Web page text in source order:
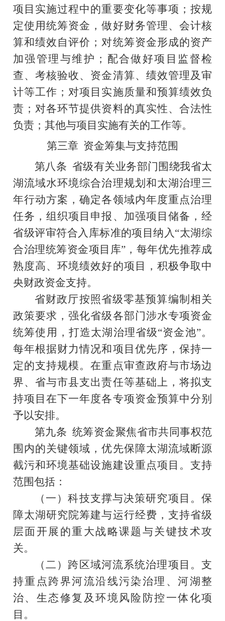
项目实施过程中的重要变化等事项；按规
定使用统筹资金，做好财务管理、会计核
算和绩效自评价；对统筹资金形成的资产
加强管理与维护；配合做好项目监督检
查、考核验收、资金清算、绩效管理及审
计等工作；对项目实施质量和预算绩效负
责；对各环节提供资料的真实性、合法性
负责；其他与项目实施有关的工作等。
第三章 资金筹集与支持范围
第八条 省级有关业务部门围绕我省太
湖流域水环境综合治理规划和太湖治理三
年行动方案，确定各领域内年度重点治理
任务，组织项目申报、加强项目储备，经
省级评审符合入库标准的项目纳入“太湖综
合治理统筹资金项目库”，每年优先推荐成
熟度高、环境绩效好的项目，积极争取中
央财政资金支持。
省财政厅按照省级零基预算编制相关
政策要求，强化省级各部门涉水专项资金
统筹使用，打造太湖治理省级“资金池”。
每年根据财力情况和项目优先序，保持一
定的支持规模。在重点审查政府与市场边
界、省与市县支出责任等基础上，将拟支
持项目在下一年度各专项资金预算中分别
予以安排。
第九条 统筹资金聚焦省市共同事权范
围内的关键领域，优先保障太湖流域断源
截污和环境基础设施建设重点项目。支持
范围包括：
（一）科技支撑与决策研究项目。保
障太湖研究院筹建与运行经费，支持省级
层面开展的重大战略课题与关键技术攻
关。
（二）跨区域河流系统治理项目。支
持重点跨界河流沿线污染治理、河湖整
治、生态修复及环境风险防控一体化项
目。